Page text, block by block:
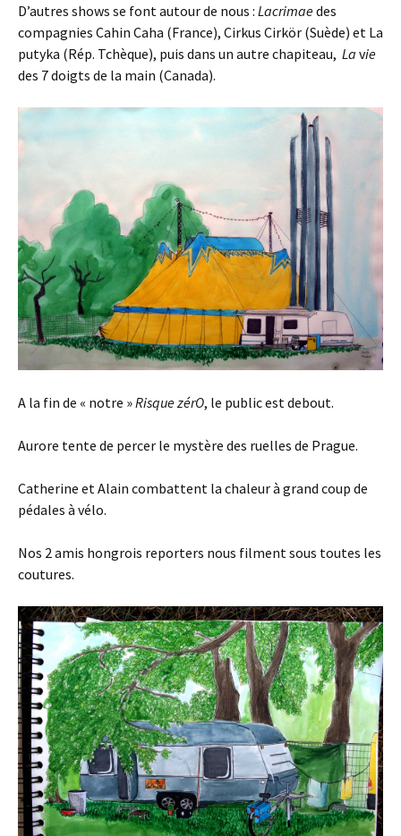
D’autres shows se font autour de nous : Lacrimaedes
compagnies Cahin Caha (France), Cirkus Cirkör (Suède) et La
putyka (Rép. Tchèque), puis dans un autre chapiteau, La vie
des 7 doigts de la main (Canada).
A la fin de « notre »Risque zérO, le public est debout.
Aurore tente de percer le mystère des ruelles de Prague.
Catherine et Alain combattent la chaleur à grand coup de
pédales à vélo.
Nos 2 amis hongrois reporters nous filment sous toutes les
coutures.